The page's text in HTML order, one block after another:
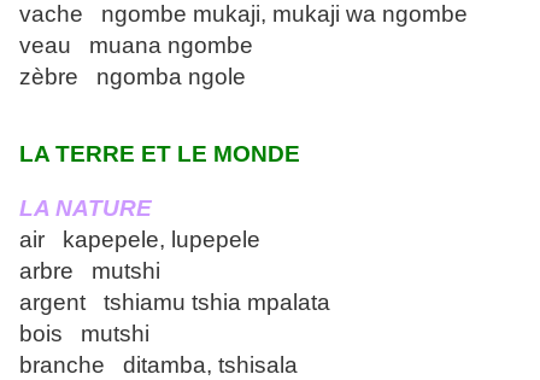
vache ngombe mukaji, mukaji wa ngombe
veau muana ngombe
zèbre ngomba ngole
LA TERRE ET LE MONDE
LA NATURE
air kapepele, lupepele
arbre mutshi
argent tshiamu tshia mpalata
bois mutshi
branche ditamba, tshisala